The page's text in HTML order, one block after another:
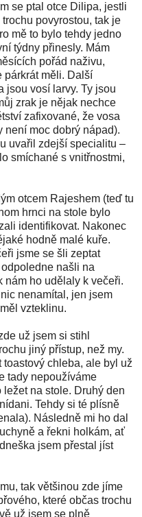
se ptal otce Dilipa, jestli
povyrostou, tak je
mě to bylo tehdy jedno
týdny přinesly. Mám
pořád naživu,
párkrát měli. Další
jsou vosí larvy. Ty jsou
zrak je nějak nechce
zafixované, že vosa
není moc dobrý nápad).
uvařil zdejší specialitu –
smíchané s vnitřnostmi,
otcem Rajeshem (teď tu
hrnci na stole bylo
identifikovat. Nakonec
hodně malé kuře.
jsme se šli zeptat
našli na
nám ho udělaly k večeři.
nenamítal, jen jsem
vzteklinu.
už jsem si stihl
jiný přístup, než my.
chleba, ale byl už
tady nepoužíváme
na stole. Druhý den
Tehdy si té plísně
Následně mi ho dal
a řekni holkám, ať
jsem přestal jíst
tak většinou zde jíme
které občas trochu
už jsem se plně